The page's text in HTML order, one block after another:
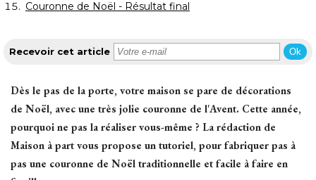
Couronne de Noël - Résultat final
Recevoir cet article Ok
Dès le pas de la porte, votre maison se pare de décorations
de Noël, avec une très jolie couronne de l'Avent. Cette année,
pourquoi ne pas la réaliser vous-même ? La rédaction de
Maison à part vous propose un tutoriel, pour fabriquer pas à
pas une couronne de Noël traditionnelle et facile à faire en